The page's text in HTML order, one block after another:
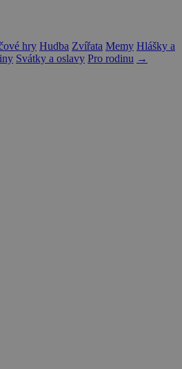
hry Hudba Zvířata Memy Hlášky a
Svátky a oslavy Pro rodinu →